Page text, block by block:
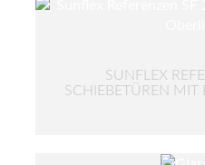
SUNFLEX
SCHIEBETÜREN MIT